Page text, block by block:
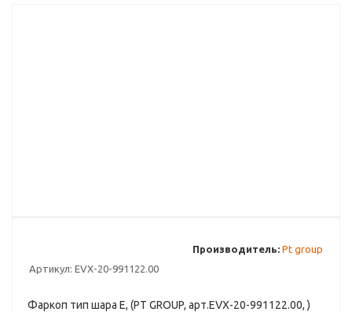
Артикул: EVX-20-991122.00
Производитель: Pt group
Фаркоп тип шара E, (PT GROUP, арт.EVX-20-991122.00, )